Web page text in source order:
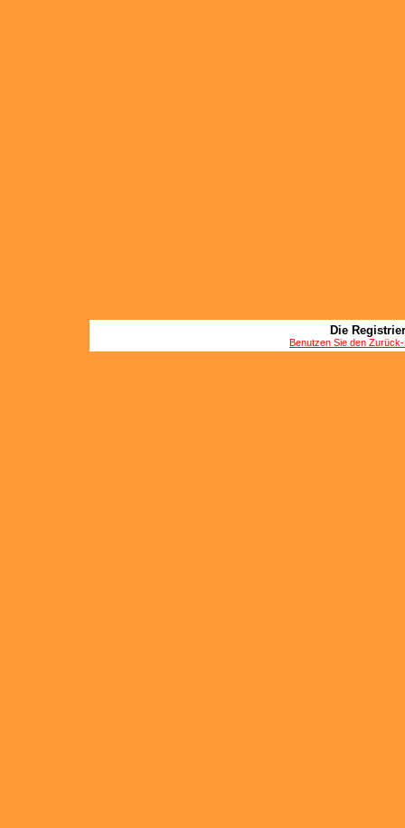
Die
Benutzen Sie den